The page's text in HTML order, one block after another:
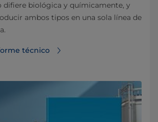
difiere biológica y químicamente, y
ambos tipos en una sola línea de
técnico